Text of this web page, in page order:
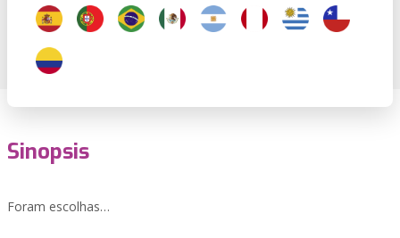
Sinopsis
Foram escolhas…